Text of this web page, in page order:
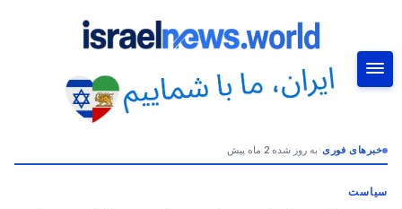
خبرهای فوری•به روز شده 2 ماه پیش
سیاست